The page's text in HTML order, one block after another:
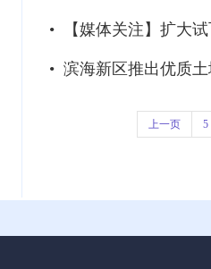
• 【媒体关注】扩大
• 滨海新区推出优质
上一页 5